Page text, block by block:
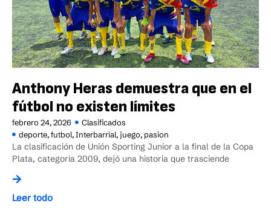
Anthony Heras demuestra que en el
fútbol no existen límites
febrero 24, 2026
Clasificados
deporte,futbol,Interbarrial, juego, pasion
La clasificación de Unión Sporting Junior a la final de la Copa
Plata, categoría 2009, dejó una historia que trasciende
Leer todo